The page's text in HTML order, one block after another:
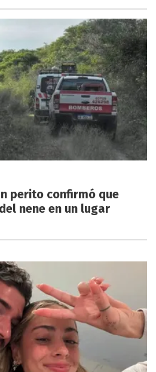
perito confirmó que
nene en un lugar